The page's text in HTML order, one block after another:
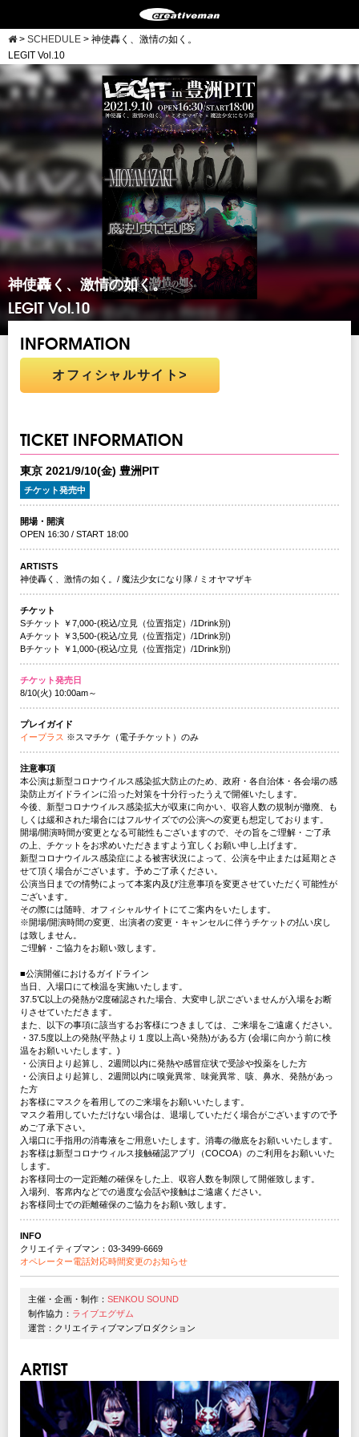
> SCHEDULE > 神使轟く、激情の如く。
LEGIT Vol.10
神使轟く、激情の如く。
LEGIT Vol.10
INFORMATION
オフィシャルサイト
TICKET INFORMATION
東京 2021/9/10(金) 豊洲PIT
チケット発売中
開場・開演
OPEN 16:30 / START 18:00
ARTISTS
神使轟く、激情の如く。/ 魔法少女になり隊 / ミオヤマザキ
チケット
Sチケット ￥7,000-(税込/立見（位置指定）/1Drink別)
Aチケット ￥3,500-(税込/立見（位置指定）/1Drink別)
Bチケット ￥1,000-(税込/立見（位置指定）/1Drink別)
チケット発売日
8/10(火) 10:00am～
プレイガイド
イープラス ※スマチケ（電子チケット）のみ
注意事項
本公演は新型コロナウイルス感染拡大防止のため、政府・各自治体・各会場の感
染防止ガイドラインに沿った対策を十分行ったうえで開催いたします。
今後、新型コロナウイルス感染拡大が収束に向かい、収容人数の規制が撤廃、も
しくは緩和された場合にはフルサイズでの公演への変更も想定しております。
開場/開演時間が変更となる可能性もございますので、その旨をご理解・ご了承
の上、チケットをお求めいただきますよう宜しくお願い申し上げます。
新型コロナウイルス感染症による被害状況によって、公演を中止または延期とさ
せて頂く場合がございます。予めご了承ください。
公演当日までの情勢によって本案内及び注意事項を変更させていただく可能性が
ございます。
その際には随時、オフィシャルサイトにてご案内をいたします。
※開場/開演時間の変更、出演者の変更・キャンセルに伴うチケットの払い戻し
は致しません。
ご理解・ご協力をお願い致します。
■公演開催におけるガイドライン
当日、入場口にて検温を実施いたします。
37.5℃以上の発熱が2度確認された場合、大変申し訳ございませんが入場をお断
りさせていただきます。
また、以下の事項に該当するお客様につきましては、ご来場をご遠慮ください。
・37.5度以上の発熱(平熱より１度以上高い発熱)がある方 (会場に向かう前に検
温をお願いいたします。)
・公演日より起算し、2週間以内に発熱や感冒症状で受診や投薬をした方
・公演日より起算し、2週間以内に嗅覚異常、味覚異常、咳、鼻水、発熱があっ
た方
お客様にマスクを着用してのご来場をお願いいたします。
マスク着用していただけない場合は、退場していただく場合がございますので予
めご了承下さい。
⼊場⼝に⼿指⽤の消毒液をご⽤意いたします。消毒の徹底をお願いいたします。
お客様は新型コロナウィルス接触確認アプリ（COCOA）のご利⽤をお願いいた
します。
お客様同士の一定距離の確保をした上、収容人数を制限して開催致します。
入場列、客席内などでの過度な会話や接触はご遠慮ください。
お客様同士での距離確保のご協力をお願い致します。
INFO
クリエイティブマン：03-3499-6669
オペレーター電話対応時間変更のお知らせ
主催・企画・制作： SENKOU SOUND
制作協力： ライブエグザム
運営：クリエイティブマンプロダクション
ARTIST